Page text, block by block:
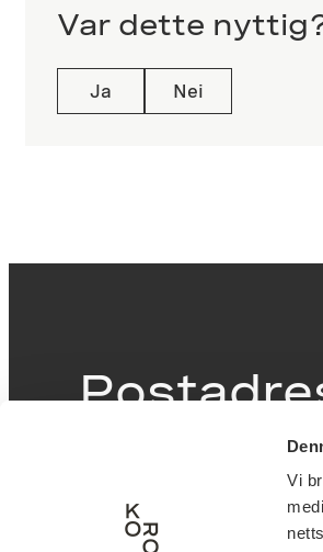
Vi
Var dette
Ja Nei
St. Olavs plass
0130 Oslo